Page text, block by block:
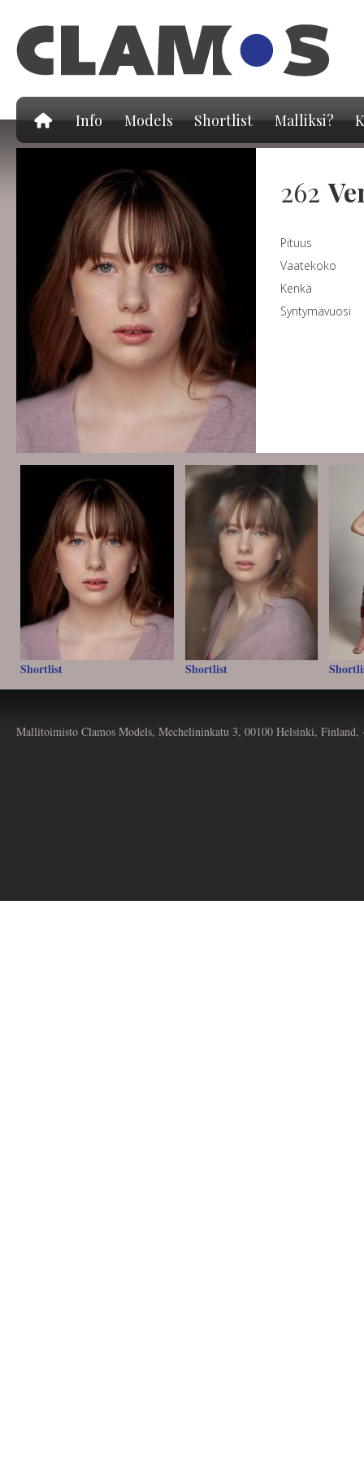
Info Models Shortlist Malliksi?
262
Pituus
Vaatekoko
Kenkä
Syntymävuosi
Shortlist Shortlist
Mallitoimisto Clamos Models, Mechelininkatu 3, 00100 Helsinki,